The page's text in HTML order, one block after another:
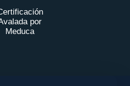
por
Meduca